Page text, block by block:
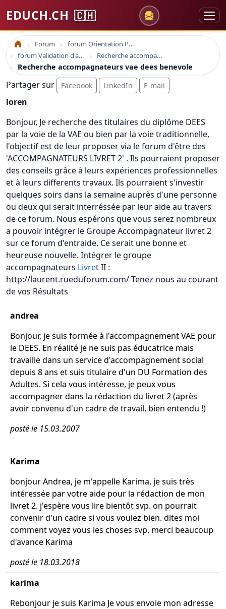
EDUCH.CH 🇨🇭
Accueil Forum
forum Orientation Professionnelle
forum Validation d'acquis professionnel
Recherche accompagnateurs vae dees benevole
Recherche accompagnateurs vae dees benevole
Partager sur Facebook LinkedIn E-mail
loren
Bonjour, Je recherche des titulaires du diplôme DEES
par la voie de la VAE ou bien par la voie traditionnelle,
l'objectif est de leur proposer via le forum d'être des
'ACCOMPAGNATEURS LIVRET 2' . Ils pourraient proposer
des conseils grâce à leurs expériences professionnelles
et à leurs differents travaux. Ils pourraient s'investir
quelques soirs dans la semaine auprès d'une personne
ou deux qui serait interréssée par leur aide au travers
de ce forum. Nous espérons que vous serez nombreux
a pouvoir intégrer le Groupe Accompagnateur livret 2
sur ce forum d'entraide. Ce serait une bonne et
heureuse nouvelle. Intégrer le groupe
accompagnateurs Livret II :
http://laurent.rueduforum.com/ Tenez nous au courant
de vos Résultats
andrea
Bonjour, je suis formée à l'accompagnement VAE pour
le DEES. En réalité je ne suis pas éducatrice mais
travaille dans un service d'accompagnement social
depuis 8 ans et suis titulaire d'un DU Formation des
Adultes. Si cela vous intéresse, je peux vous
accompagner dans la rédaction du livret 2 (après
avoir convenu d'un cadre de travail, bien entendu !)
posté le 15.03.2007
Karima
bonjour Andrea, je m'appelle Karima, je suis très
intéressée par votre aide pour la rédaction de mon
livret 2. j'espère vous lire bientôt svp. on pourrait
convenir d'un cadre si vous voulez bien. dites moi
comment voyez vous les choses svp. merci beaucoup
d'avance Karima
posté le 18.03.2018
karima
Rebonjour je suis Karima Je vous envoie mon adresse